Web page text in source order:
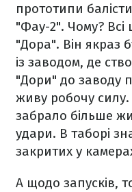
прототипи
"Фау-2". Чому? Всі
"Дора". Він якраз
із заводом, де
"Дори" до заводу
живу робочу
забрало більше
удари. В таборі
закритих у
А щодо запусків,